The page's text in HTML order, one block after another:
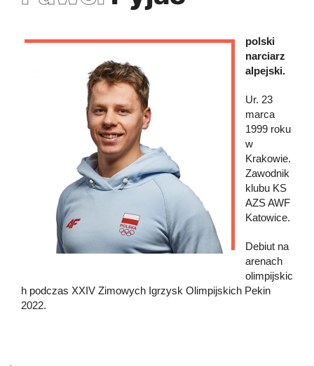
polski
narciarz
alpejski.
Ur. 23
marca
1999 roku
w
Krakowie.
Zawodnik
klubu KS
AZS AWF
Katowice.
Debiut na
arenach
olimpijskic
h podczas XXIV Zimowych Igrzysk Olimpijskich Pekin
2022.